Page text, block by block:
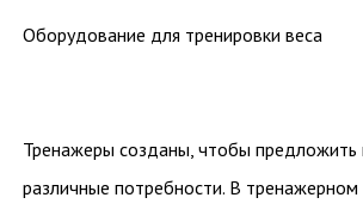
Оборудование для тренировки веса
Тренажеры созданы, чтобы
различные потребности. В